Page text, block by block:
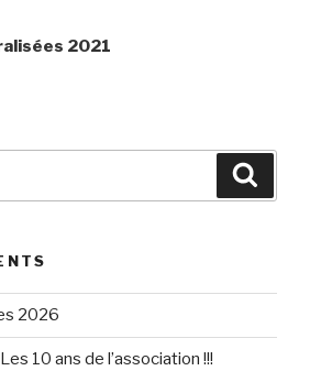
2021
2026
10 ans de l’association !!!